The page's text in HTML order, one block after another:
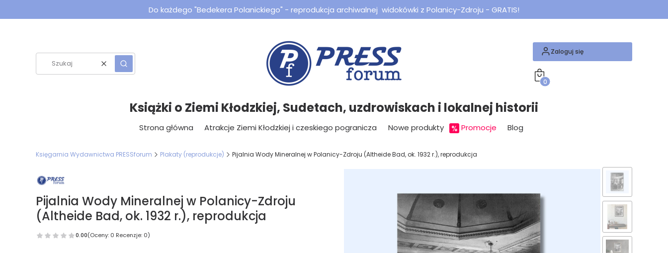
Do każdego "Bedekera Polanickiego" - reprodukcja archiwalnej widokówki z Polanicy-Zdroju - GRATIS!
WyczyśćSzukaj
Zaloguj się
Produkty w koszyku: 0. Zobacz
Książki o Ziemi Kłodzkiej, Sudetach, uzdrowiskach i lokalnej historii
Strona główna Atrakcje Ziemi Kłodzkiej i czeskiego pogranicza Nowe produkty Promocje Blog
Księgarnia Wydawnictwa PRESSforum Plakaty (reprodukcje) Pijalnia Wody Mineralnej w Polanicy-Zdroju (Altheide Bad, ok. 1932 r.), reprodukcja
Pijalnia Wody Mineralnej w Polanicy-Zdroju
(Altheide Bad, ok. 1932 r.), reprodukcja
0.00(Oceny: 0 Recenzje: 0)